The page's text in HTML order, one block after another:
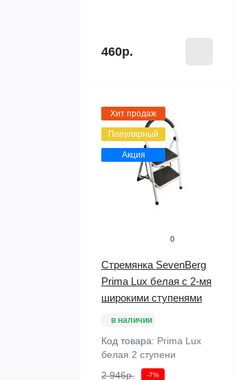
460р.
Хит продаж
Популярный
Акция
0
Стремянка SevenBerg
Prima Lux белая с 2-мя
широкими ступенями
в наличии
Код товара: Prima Lux
белая 2 ступени
2 946р.
-7%